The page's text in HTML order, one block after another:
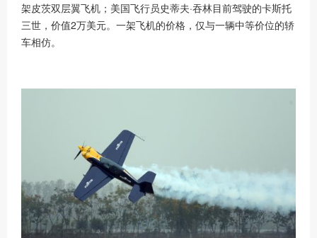
架皮茨双层翼飞机；美国飞行员史蒂夫·吞林目前驾驶的卡斯托
三世，价值2万美元。一架飞机的价格，仅与一辆中等价位的轿
车相仿。